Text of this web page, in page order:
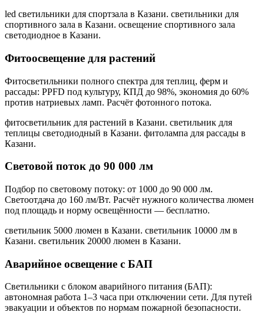
led светильники для спортзала в Казани. светильники для
спортивного зала в Казани. освещение спортивного зала
светодиодное в Казани.
Фитоосвещение для растений
Фитосветильники полного спектра для теплиц, ферм и
рассады: PPFD под культуру, КПД до 98%, экономия до 60%
против натриевых ламп. Расчёт фотонного потока.
фитосветильник для растений в Казани. светильник для
теплицы светодиодный в Казани. фитолампа для рассады в
Казани.
Световой поток до 90 000 лм
Подбор по световому потоку: от 1000 до 90 000 лм.
Светоотдача до 160 лм/Вт. Расчёт нужного количества люмен
под площадь и норму освещённости — бесплатно.
светильник 5000 люмен в Казани. светильник 10000 лм в
Казани. светильник 20000 люмен в Казани.
Аварийное освещение с БАП
Светильники с блоком аварийного питания (БАП):
автономная работа 1–3 часа при отключении сети. Для путей
эвакуации и объектов по нормам пожарной безопасности.